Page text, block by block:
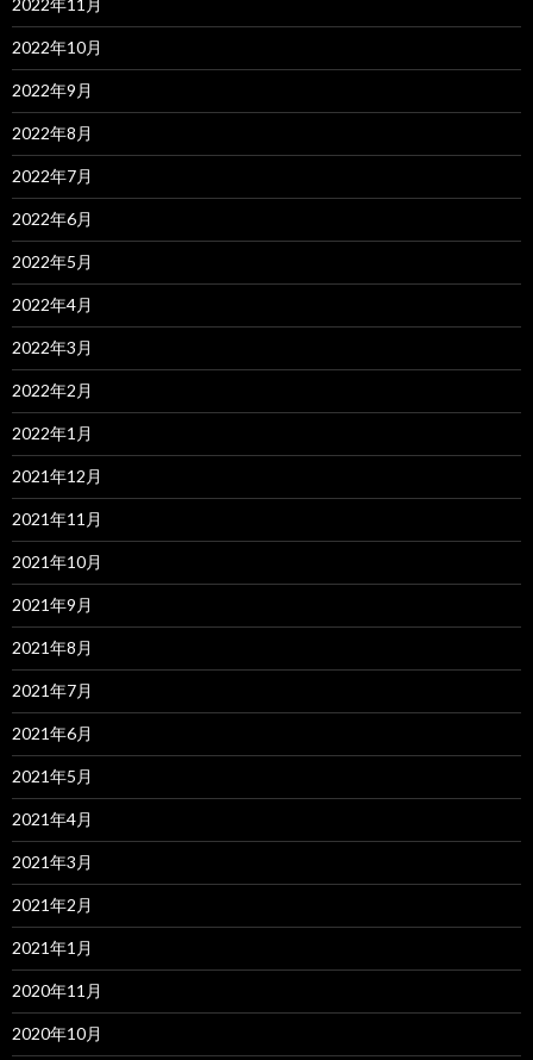
2022年11月
2022年10月
2022年9月
2022年8月
2022年7月
2022年6月
2022年5月
2022年4月
2022年3月
2022年2月
2022年1月
2021年12月
2021年11月
2021年10月
2021年9月
2021年8月
2021年7月
2021年6月
2021年5月
2021年4月
2021年3月
2021年2月
2021年1月
2020年11月
2020年10月